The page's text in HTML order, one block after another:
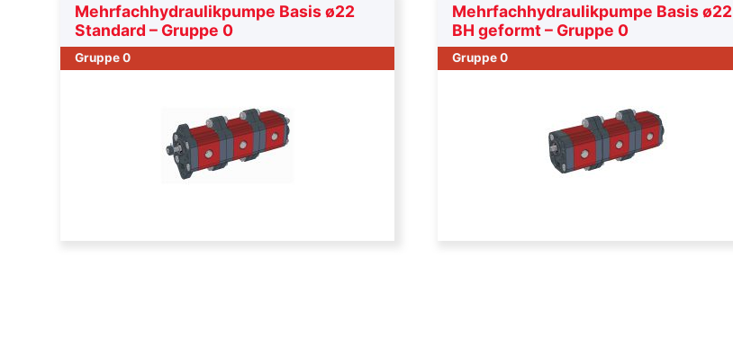
Mehrfachhydraulikpumpe Basis ø22
Standard – Gruppe 0
Gruppe 0
Mehrfachhydraulikpumpe Basis ø22
BH geformt – Gruppe 0
Gruppe 0